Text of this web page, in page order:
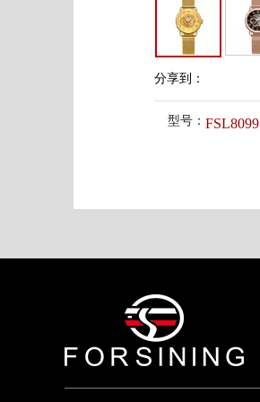
分享到：
型号： FSL8099